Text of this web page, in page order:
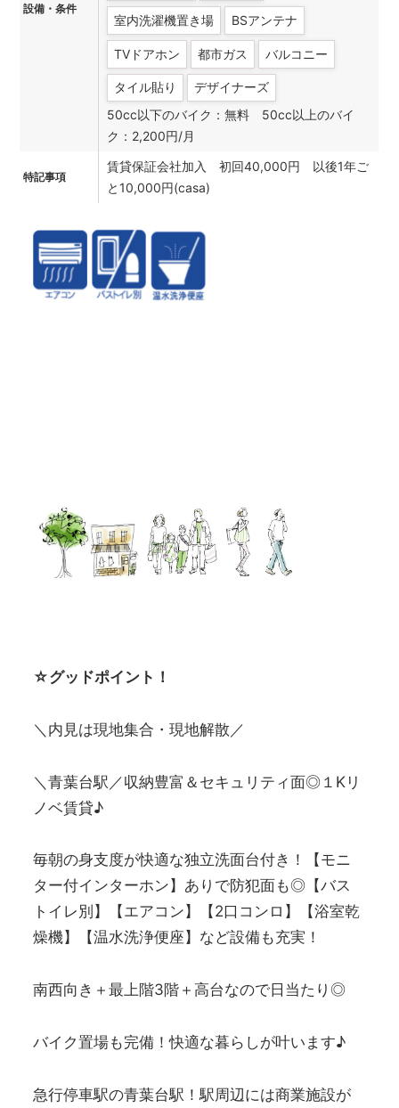
設備・条件
室内洗濯機置き場 BSアンテナ
TVドアホン 都市ガス バルコニー
タイル貼り
デザイナーズ
50cc以下のバイク：無料 50cc以上のバイ
ク：2,200円/月
特記事項
賃貸保証会社加入 初回40,000円 以後1年ご
と10,000円(casa)
☆グッドポイント！
＼内見は現地集合・現地解散／
＼青葉台駅／収納豊富＆セキュリティ面◎１Kリ
ノベ賃貸♪
毎朝の身支度が快適な独立洗面台付き！【モニ
ター付インターホン】ありで防犯面も◎【バス
トイレ別】【エアコン】【2口コンロ】【浴室乾
燥機】【温水洗浄便座】など設備も充実！
南西向き＋最上階3階＋高台なので日当たり◎
バイク置場も完備！快適な暮らしが叶います♪
急行停車駅の青葉台駅！駅周辺には商業施設が